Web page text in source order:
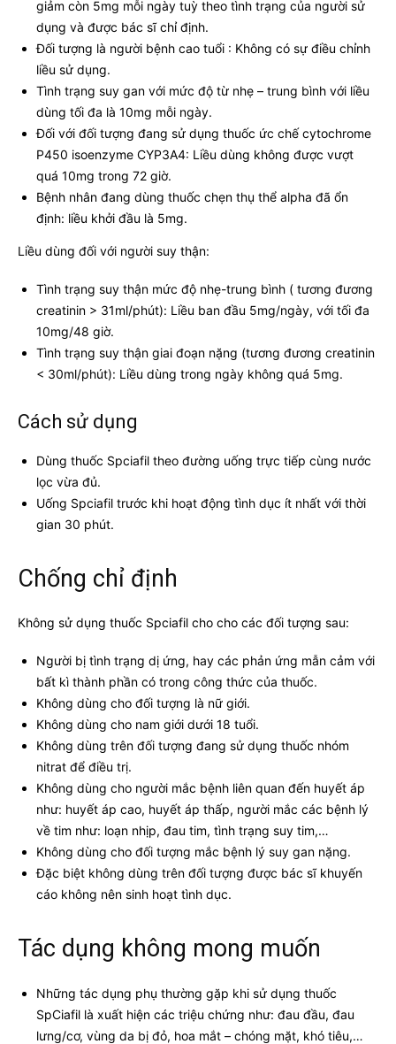
giảm còn 5mg mỗi ngày tuỳ theo tình trạng của người sử
dụng và được bác sĩ chỉ định.
Đối tượng là người bệnh cao tuổi : Không có sự điều chỉnh
liều sử dụng.
Tình trạng suy gan với mức độ từ nhẹ – trung bình với liều
dùng tối đa là 10mg mỗi ngày.
Đối với đối tượng đang sử dụng thuốc ức chế cytochrome
P450 isoenzyme CYP3A4: Liều dùng không được vượt
quá 10mg trong 72 giờ.
Bệnh nhân đang dùng thuốc chẹn thụ thể alpha đã ổn
định: liều khởi đầu là 5mg.
Liều dùng đối với người suy thận:
Tình trạng suy thận mức độ nhẹ-trung bình ( tương đương
creatinin > 31ml/phút): Liều ban đầu 5mg/ngày, với tối đa
10mg/48 giờ.
Tình trạng suy thận giai đoạn nặng (tương đương creatinin
< 30ml/phút): Liều dùng trong ngày không quá 5mg.
Cách sử dụng
Dùng thuốc Spciafil theo đường uống trực tiếp cùng nước
lọc vừa đủ.
Uống Spciafil trước khi hoạt động tình dục ít nhất với thời
gian 30 phút.
Chống chỉ định
Không sử dụng thuốc Spciafil cho cho các đối tượng sau:
Người bị tình trạng dị ứng, hay các phản ứng mẫn cảm với
bất kì thành phần có trong công thức của thuốc.
Không dùng cho đối tượng là nữ giới.
Không dùng cho nam giới dưới 18 tuổi.
Không dùng trên đối tượng đang sử dụng thuốc nhóm
nitrat để điều trị.
Không dùng cho người mắc bệnh liên quan đến huyết áp
như: huyết áp cao, huyết áp thấp, người mắc các bệnh lý
về tim như: loạn nhịp, đau tim, tình trạng suy tim,…
Không dùng cho đối tượng mắc bệnh lý suy gan nặng.
Đặc biệt không dùng trên đối tượng được bác sĩ khuyến
cáo không nên sinh hoạt tình dục.
Tác dụng không mong muốn
Những tác dụng phụ thường gặp khi sử dụng thuốc
SpCiafil là xuất hiện các triệu chứng như: đau đầu, đau
lưng/cơ, vùng da bị đỏ, hoa mắt – chóng mặt, khó tiêu,…